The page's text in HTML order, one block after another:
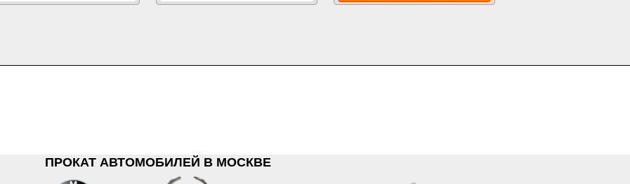
ПРОКАТ АВТОМОБИЛЕЙ В МОСКВЕ